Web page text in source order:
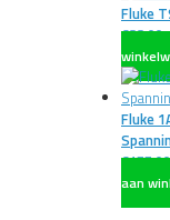
Fluke
€88,00
Fluke
€177,00
aan